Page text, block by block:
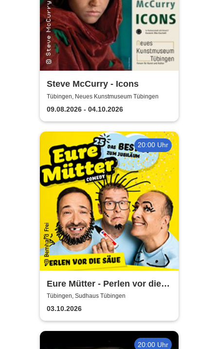
Steve McCurry - Icons
Tübingen, Neues Kunstmuseum Tübingen
09.08.2026 - 04.10.2026
20:00 Uhr
Eure Mütter - Perlen vor die
Säue - Das Best Of zum
Jubiläum
Tübingen, Sudhaus Tübingen
03.10.2026
20:00 Uhr